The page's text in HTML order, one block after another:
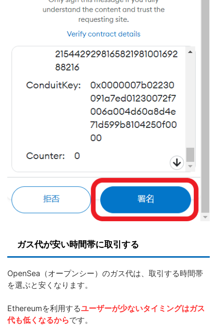
ガス代が安い時間帯に取引する
OpenSea（オープンシー）のガス代は、取引する時間帯
を選ぶと安くなります。
Ethereumを利用するユーザーが少ないタイミングはガス
代も低くなるからです。